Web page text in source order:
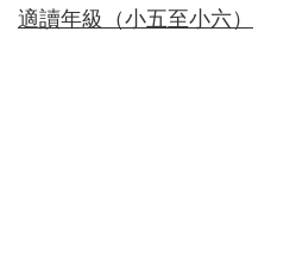
適讀年級（小五至小六）